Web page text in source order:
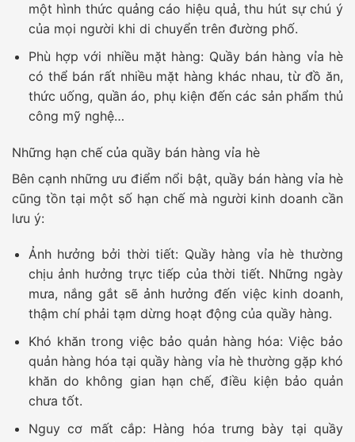
một hình thức quảng cáo hiệu quả, thu hút sự chú ý
của mọi người khi di chuyển trên đường phố.
Phù hợp với nhiều mặt hàng: Quầy bán hàng vỉa hè
có thể bán rất nhiều mặt hàng khác nhau, từ đồ ăn,
thức uống, quần áo, phụ kiện đến các sản phẩm thủ
công mỹ nghệ…
Những hạn chế của quầy bán hàng vỉa hè
Bên cạnh những ưu điểm nổi bật, quầy bán hàng vỉa hè
cũng tồn tại một số hạn chế mà người kinh doanh cần
lưu ý:
Ảnh hưởng bởi thời tiết: Quầy hàng vỉa hè thường
chịu ảnh hưởng trực tiếp của thời tiết. Những ngày
mưa, nắng gắt sẽ ảnh hưởng đến việc kinh doanh,
thậm chí phải tạm dừng hoạt động của quầy hàng.
Khó khăn trong việc bảo quản hàng hóa: Việc bảo
quản hàng hóa tại quầy hàng vỉa hè thường gặp khó
khăn do không gian hạn chế, điều kiện bảo quản
chưa tốt.
Nguy cơ mất cắp: Hàng hóa trưng bày tại quầy